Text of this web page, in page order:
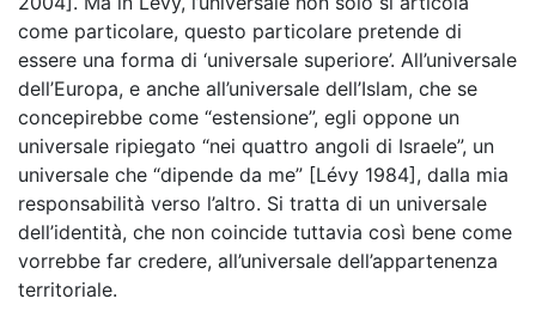
come particolare, questo particolare pretende di
essere una forma di ‘universale superiore’. All’universale
dell’Europa, e anche all’universale dell’Islam, che se
concepirebbe come “estensione”, egli oppone un
universale ripiegato “nei quattro angoli di Israele”, un
universale che “dipende da me” [Lévy 1984], dalla mia
responsabilità verso l’altro. Si tratta di un universale
dell’identità, che non coincide tuttavia così bene come
vorrebbe far credere, all’universale dell’appartenenza
territoriale.